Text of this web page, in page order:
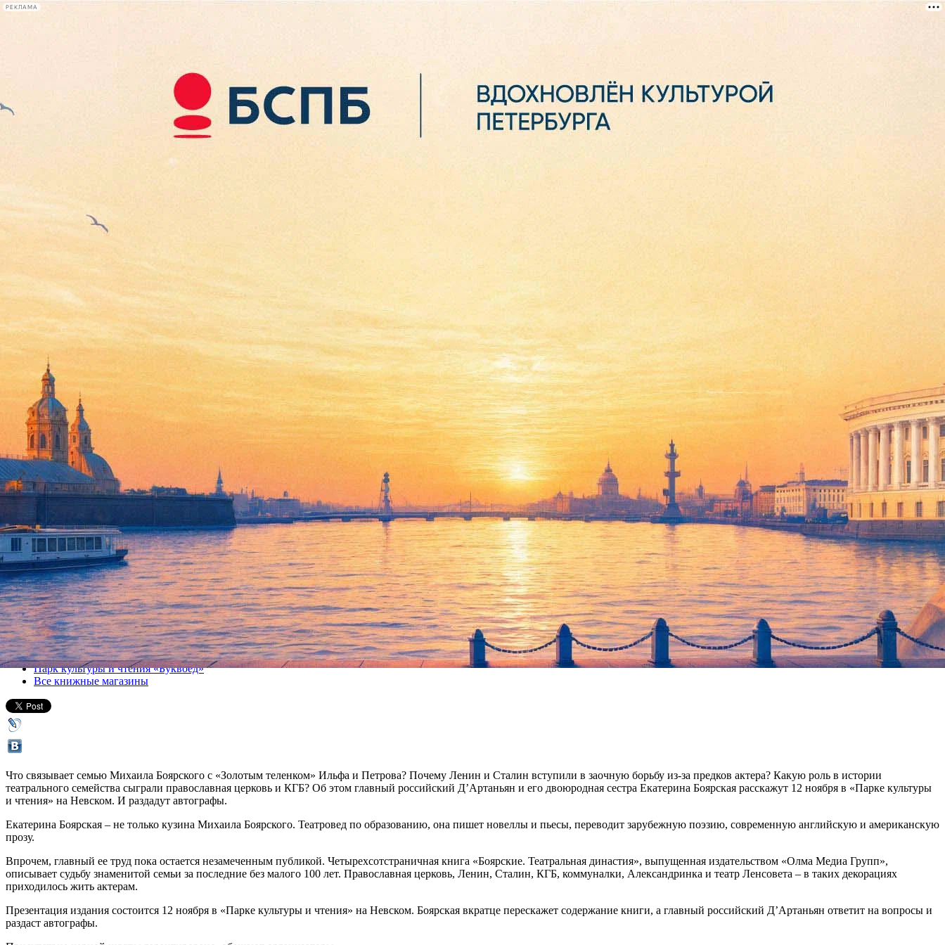
РЕКЛАМА
лекции
книги
Боярские поделятся историей своей семьи
12 ноября 2014, среда,18.00
Версия для печати
Все книги
Парк культуры и чтения «Буквоед»
Все книжные магазины
Что связывает семью Михаила Боярского с «Золотым теленком» Ильфа и Петрова? Почему Ленин и Сталин вступили в заочную борьбу из-за предков актера? Какую роль в истории
театрального семейства сыграли православная церковь и КГБ? Об этом главный российский Д’Артаньян и его двоюродная сестра Екатерина Боярская расскажут 12 ноября в «Парке культуры
и чтения» на Невском. И раздадут автографы.
Екатерина Боярская – не только кузина Михаила Боярского. Театровед по образованию, она пишет новеллы и пьесы, переводит зарубежную поэзию, современную английскую и американскую
прозу.
Впрочем, главный ее труд пока остается незамеченным публикой. Четырехсотстраничная книга «Боярские. Театральная династия», выпущенная издательством «Олма Медиа Групп»,
описывает судьбу знаменитой семьи за последние без малого 100 лет. Православная церковь, Ленин, Сталин, КГБ, коммуналки, Александринка и театр Ленсовета – в таких декорациях
приходилось жить актерам.
Презентация издания состоится 12 ноября в «Парке культуры и чтения» на Невском. Боярская вкратце перескажет содержание книги, а главный российский Д’Артаньян ответит на вопросы и
раздаст автографы.